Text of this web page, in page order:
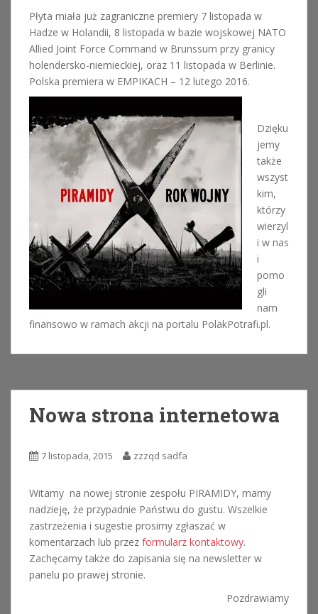
Płyta miała już zagraniczne premiery 7 listopada w
Hadze w Holandii, 8 listopada w bazie wojskowej NATO
Allied Joint Force Command w Brunssum przy granicy
holendersko-niemieckiej, oraz 11 listopada w Berlinie.
Polska premiera w EMPIKACH – 12 lutego 2016.
Dzięku
jemy
także
wszyst
kim,
którzy
wierzyl
i w nas
i
pomo
gli
nam
finansowo w ramach akcji na portalu PolakPotrafi.pl.
Nowa strona internetowa
7 listopada, 2015 zzzqd sadfa
Witamy na nowej stronie zespołu PIRAMIDY, mamy
nadzieję, że przypadnie Państwu do gustu. Wszelkie
zastrzeżenia i sugestie prosimy zgłaszać w
komentarzach lub przez formularz kontaktowy.
Zachęcamy także do zapisania się na newsletter w
panelu po prawej stronie.
Pozdrawiamy